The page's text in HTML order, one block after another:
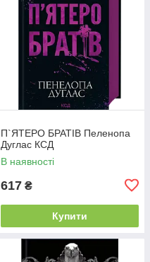
П`ЯТЕРО БРАТІВ Пеленопа
Дуглас КСД
В наявності
617 ₴
Купити